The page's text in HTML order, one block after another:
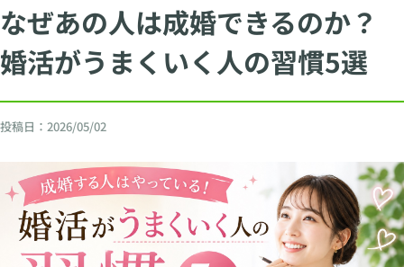
なぜあの人は成婚できるのか？
婚活がうまくいく人の習慣5選
投稿日： 2026/05/02